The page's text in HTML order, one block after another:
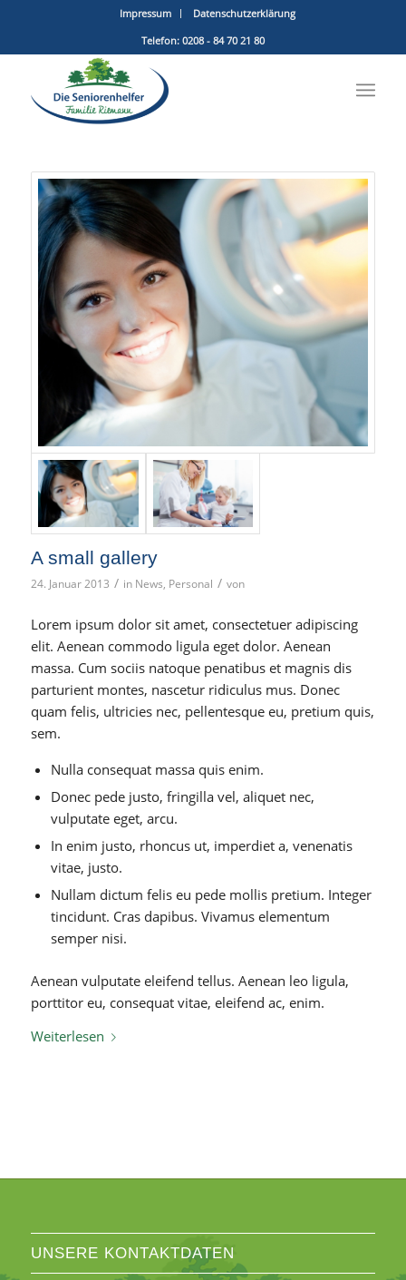
Impressum
Datenschutzerklärung
Telefon: 0208 - 84 70 21 80
A small gallery
24. Januar 2013 / in News, Personal / von
Lorem ipsum dolor sit amet, consectetuer adipiscing
elit. Aenean commodo ligula eget dolor. Aenean
massa. Cum sociis natoque penatibus et magnis dis
parturient montes, nascetur ridiculus mus. Donec
quam felis, ultricies nec, pellentesque eu, pretium quis,
sem.
Nulla consequat massa quis enim.
Donec pede justo, fringilla vel, aliquet nec,
vulputate eget, arcu.
In enim justo, rhoncus ut, imperdiet a, venenatis
vitae, justo.
Nullam dictum felis eu pede mollis pretium. Integer
tincidunt. Cras dapibus. Vivamus elementum
semper nisi.
Aenean vulputate eleifend tellus. Aenean leo ligula,
porttitor eu, consequat vitae, eleifend ac, enim.
Weiterlesen
UNSERE KONTAKTDATEN